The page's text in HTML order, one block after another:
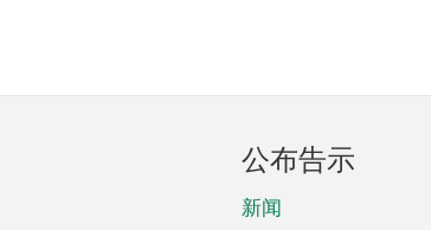
公布告示
新闻